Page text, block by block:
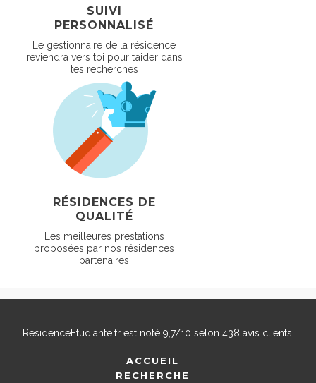
SUIVI
PERSONNALISÉ
Le gestionnaire de la résidence
reviendra vers toi pour t’aider dans
tes recherches
RÉSIDENCES DE
QUALITÉ
Les meilleures prestations
proposées par nos résidences
partenaires
ResidenceEtudiante.frest noté 9,7/10 selon 438 avis clients.
ACCUEIL
RECHERCHE